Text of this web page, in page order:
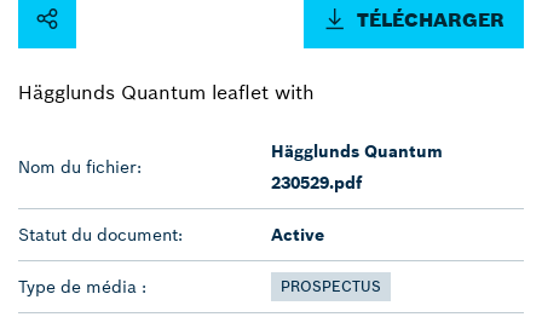
TÉLÉCHARGER
Hägglunds Quantum leaflet with
Nom du fichier:
Hägglunds Quantum
230529.pdf
Statut du document: Active
Type de média : PROSPECTUS